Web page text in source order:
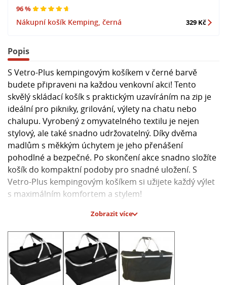
96 %
Nákupní košík Kemping, černá 329 Kč
Popis
S Vetro-Plus kempingovým košíkem v černé barvě
budete připraveni na každou venkovní akci! Tento
skvělý skládací košík s praktickým uzavíráním na zip je
ideální pro pikniky, grilování, výlety na chatu nebo
chalupu. Vyrobený z omyvatelného textilu je nejen
stylový, ale také snadno udržovatelný. Díky dvěma
madlům s měkkým úchytem je jeho přenášení
pohodlné a bezpečné. Po skončení akce snadno složíte
košík do kompaktní podoby pro snadné uložení. S
Vetro-Plus kempingovým košíkem si užijete každý výlet
s maximálním komfortem a stylem!
- Šířka: 28 cm
- Výška: 24 cm
- Délka: 48 cm
- Výrobce/značka: VETRO-PLUS
- Průměr trubek: 13 mm
Zobrazit více